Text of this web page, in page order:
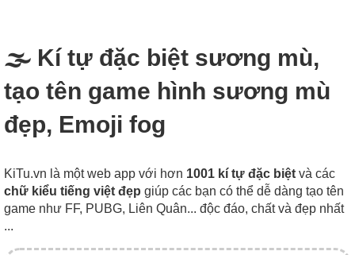
🌫 Kí tự đặc biệt sương mù,
tạo tên game hình sương mù
đẹp, Emoji fog
KiTu.vn là một web app với hơn 1001 kí tự đặc biệt và các
chữ kiểu tiếng việt đẹp giúp các bạn có thể dễ dàng tạo tên
game như FF, PUBG, Liên Quân... độc đáo, chất và đẹp nhất
...